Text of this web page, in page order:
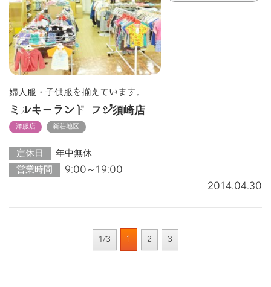
婦人服・子供服を揃えています。
ミルキーランド フジ須崎店
洋服店 新荘地区
定休日
年中無休
営業時間
9:00～19:00
2014.04.30
1/3 1 2 3